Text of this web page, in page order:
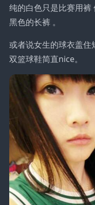
纯的白色只是比赛用裤
黑色的长裤 。
或者说女生的球衣盖住
双篮球鞋简直nice。